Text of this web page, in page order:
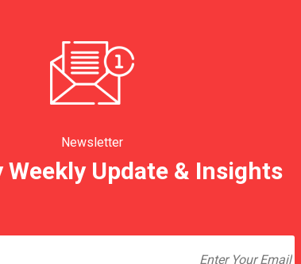
Newsletter
Weekly Update & Insights